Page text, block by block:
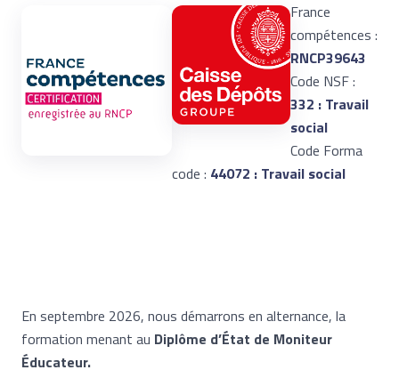
France
compétences :
RNCP39643
Code NSF :
332 : Travail
social
Code Forma
code : 44072 : Travail social
En septembre 2026, nous démarrons en alternance, la
formation menant au Diplôme d’État de Moniteur
Éducateur.